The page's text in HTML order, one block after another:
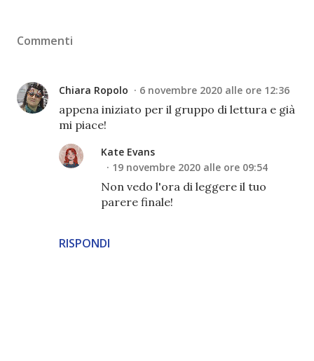
Commenti
Chiara Ropolo 6 novembre 2020 alle ore 12:36
appena iniziato per il gruppo di lettura e già
mi piace!
RISPONDI
Kate Evans
19 novembre 2020 alle ore 09:54
Non vedo l'ora di leggere il tuo
parere finale!